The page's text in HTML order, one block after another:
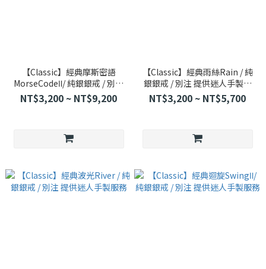
【Classic】經典摩斯密語
MorseCodeⅡ/ 純銀銀戒 / 別注
提供迷人手製服務
NT$3,200 ~ NT$9,200
【Classic】經典雨絲Rain / 純
銀銀戒 / 別注 提供迷人手製服
NT$3,200 ~ NT$5,700